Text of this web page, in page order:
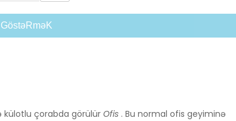
GöstəRməK
külotlu çorabda görülürOfis . Bu normal ofis geyiminə